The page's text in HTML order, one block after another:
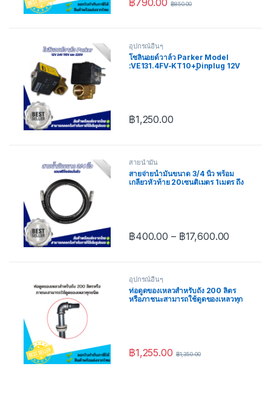
฿850.00
อุปกรณ์อื่นๆ
โซลินอยด์วาล์ว Parker Model
:VE131.4FV-KT10+Dinplug 12V
฿1,250.00
สายน้ำมัน
สายจ่ายน้ำมันขนาด 3/4 นิ้ว พร้อม
เกลียวหัวท้าย 20เซนติเมตร 1เมตร ถึง
฿400.00 – ฿17,600.00
อุปกรณ์อื่นๆ
ท่อดูดของเหลวสำหรับถัง 200 ลิตร
หรือภาชนะสามารถใช้ดูดของเหลวทุก
฿1,255.00 ฿1,350.00